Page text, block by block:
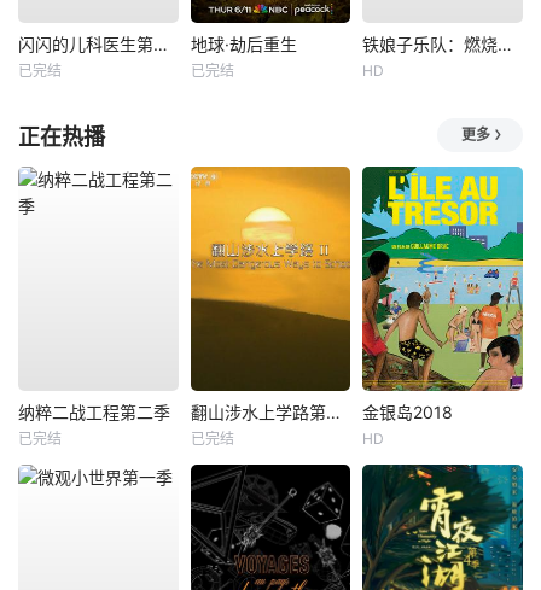
闪闪的儿科医生第四季
已完结
地球·劫后重生
已完结
铁娘子乐队：燃烧雄心
HD
正在热播 更多
纳粹二战工程第二季
已完结
翻山涉水上学路第二季
已完结
金银岛2018
HD